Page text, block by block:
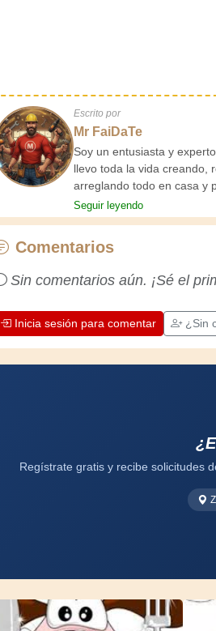
Escrito por
Mr FaiDaTe
Soy un entusiasta y
llevo toda la vida creando,
arreglando todo en casa y
Mis abuelos me enseñaron
pequeño, y desde
Te mantiene activo y alerta,
profesionales ponen en su
oportunidad para mejorar.
Seguir leyendo
Comentarios
Sin comentarios aún. ¡Sé el
Inicia sesión para comentar ¿Sin
Regístrate gratis y recibe solicitudes